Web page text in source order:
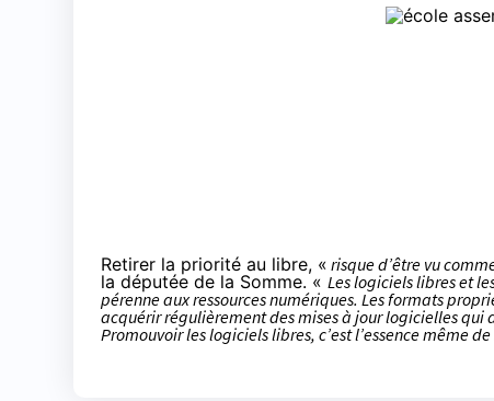
Retirer la priorité au libre, « risque d’être vu
la députée de la Somme. « Les logiciels libres et
pérenne aux ressources numériques. Les formats
acquérir régulièrement des mises à jour logicielles qui
Promouvoir les logiciels libres, c’est l’essence même